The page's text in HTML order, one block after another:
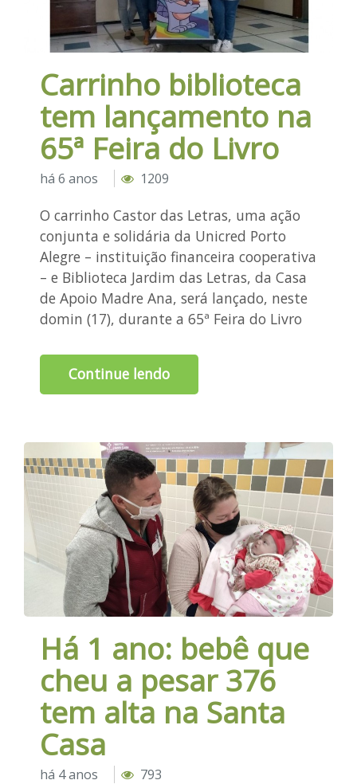
Carrinho biblioteca
tem lançamento na
65ª Feira do Livro
há 6 anos 1209
O carrinho Castor das Letras, uma ação
conjunta e solidária da Unicred Porto
Alegre – instituição financeira cooperativa
– e Biblioteca Jardim das Letras, da Casa
de Apoio Madre Ana, será lançado, neste
domin (17), durante a 65ª Feira do Livro
Continue lendo
Há 1 ano: bebê que
cheu a pesar 376
tem alta na Santa
Casa
há 4 anos 793